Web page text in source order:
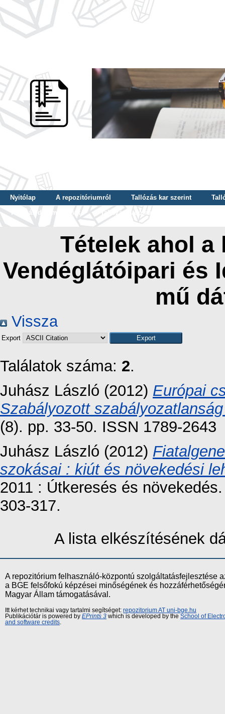
Nyitólap A repozitóriumról Tallózás kar szerint
Tallózás dátum szerint
Tallózás tudományterület szerint
Tételek ahol
Vendéglátóipari és
mű
Vissza
Export
Találatok száma: 2.
Juhász László (2012) Európai
Szabályozott
(8). pp. 33-50. ISSN 1789-2643
Juhász László (2012)
szokásai : kiút és növekedési
2011 : Útkeresés és
303-317.
A lista elkészítésének
A repozitórium felhasználó-központú szolgáltatásfejlesztése
a BGE felsőfokú képzései minőségének és
Magyar Állam támogatásával.
Itt kérhet technikai vagy tartalmi segítséget: repozitorium AT uni-bge.hu
Publikációtár is powered by EPrints 3 which is developed by the School of
and software credits